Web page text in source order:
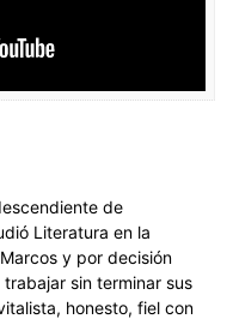
de
Literatura en la
y por decisión
sin terminar sus
honesto, fiel con